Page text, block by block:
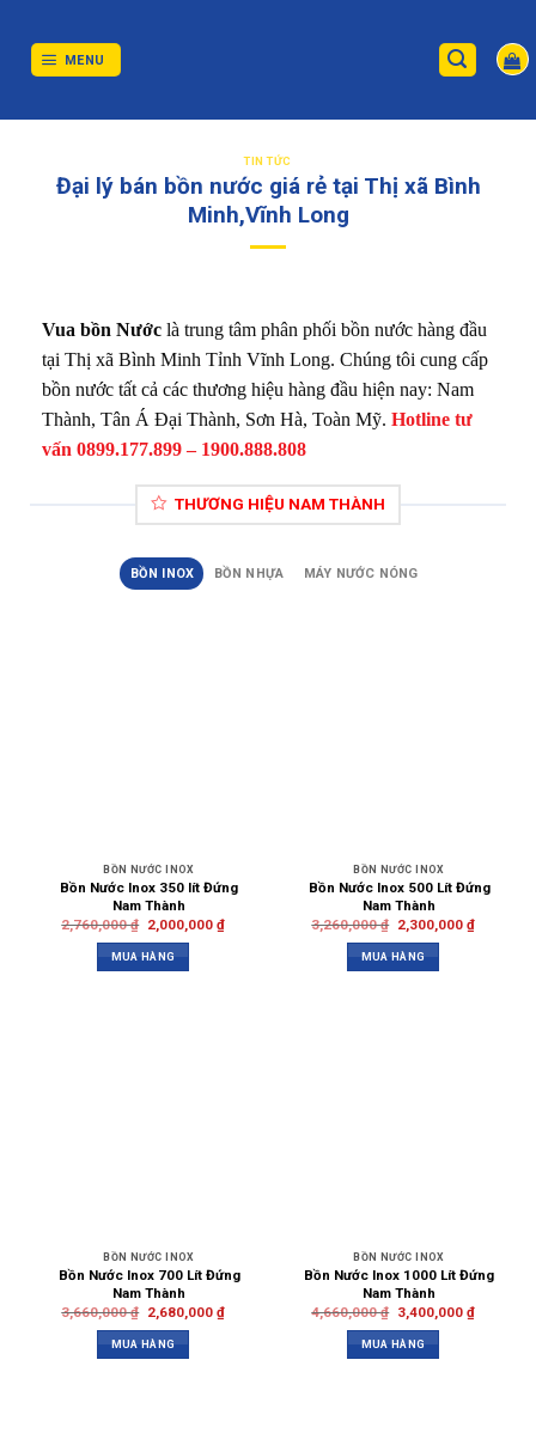
content
MENU
TIN TỨC
Đại lý bán bồn nước giá rẻ tại Thị xã Bình
Minh,Vĩnh Long
Vua bồn Nước là trung tâm phân phối bồn nước hàng đầu
tại Thị xã Bình Minh Tỉnh Vĩnh Long. Chúng tôi cung cấp
bồn nước tất cả các thương hiệu hàng đầu hiện nay: Nam
Thành, Tân Á Đại Thành, Sơn Hà, Toàn Mỹ. Hotline tư
vấn 0899.177.899 – 1900.888.808
THƯƠNG HIỆU NAM THÀNH
BỒN INOX BỒN NHỰA MÁY NƯỚC NÓNG
BỒN NƯỚC INOX
Bồn Nước Inox 350 lít Đứng
Nam Thành
2,760,000₫ 2,000,000 ₫
MUA HÀNG
BỒN NƯỚC INOX
Bồn Nước Inox 500 Lít Đứng
Nam Thành
3,260,000₫ 2,300,000 ₫
MUA HÀNG
BỒN NƯỚC INOX
Bồn Nước Inox 700 Lít Đứng
Nam Thành
3,660,000₫ 2,680,000 ₫
MUA HÀNG
BỒN NƯỚC INOX
Bồn Nước Inox 1000 Lít Đứng
Nam Thành
4,660,000₫ 3,400,000 ₫
MUA HÀNG